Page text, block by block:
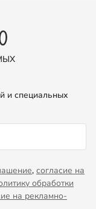
и специальных
, согласие на
обработки
на рекламно-